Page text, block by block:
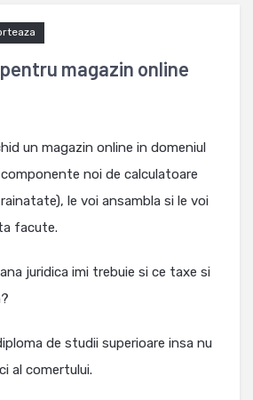
magazin online
un magazin online in domeniul
componente noi de calculatoare
le voi ansambla si le voi
facute.
juridica imi trebuie si ce taxe si
de studii superioare insa nu
al comertului.